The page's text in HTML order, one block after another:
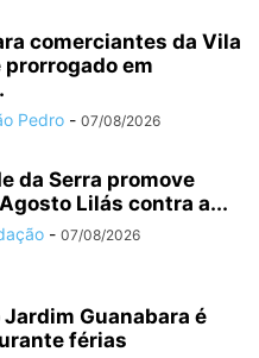
comerciantes da Vila
prorrogado em
Pedro - 07/08/2026
da Serra promove
Lilás contra a...
- 07/08/2026
Jardim Guanabara é
férias